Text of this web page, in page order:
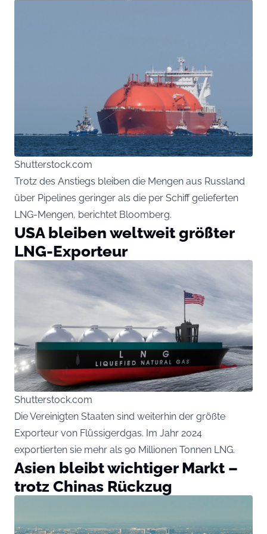
Shutterstock.com
Trotz des Anstiegs bleiben die Mengen aus Russland
über Pipelines geringer als die per Schiff gelieferten
LNG-Mengen, berichtet Bloomberg.
USA bleiben weltweit größter
LNG-Exporteur
Shutterstock.com
Die Vereinigten Staaten sind weiterhin der größte
Exporteur von Flüssigerdgas. Im Jahr 2024
exportierten sie mehr als 90 Millionen Tonnen LNG.
Asien bleibt wichtiger Markt –
trotz Chinas Rückzug